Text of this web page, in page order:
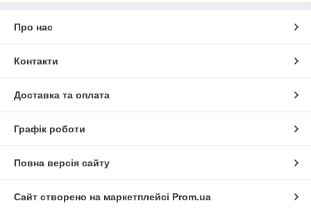
Про нас
Контакти
Доставка та оплата
Графік роботи
Повна версія сайту
Сайт створено на маркетплейсі Prom.ua